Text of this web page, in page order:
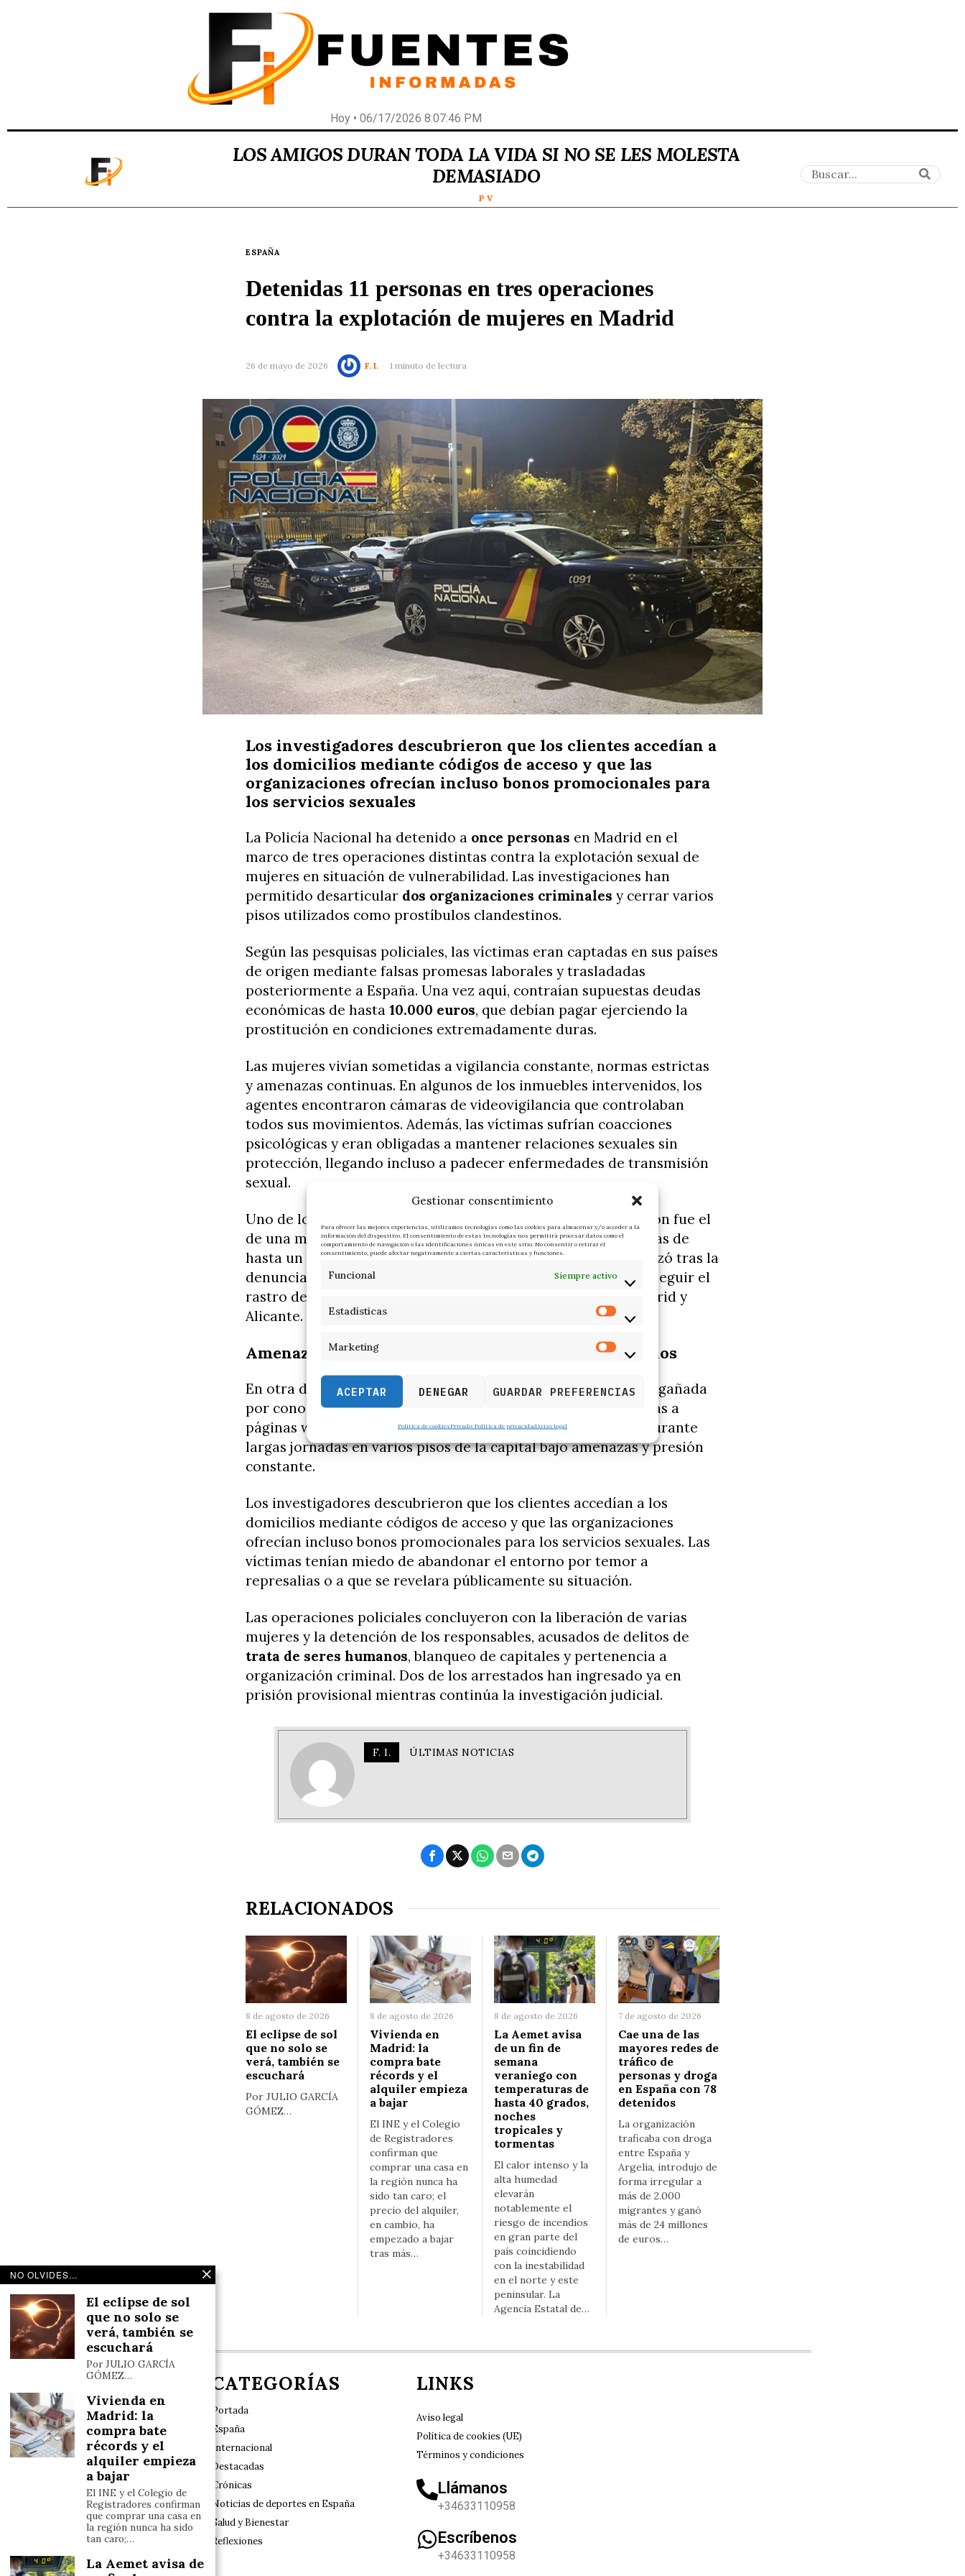
Gestionar consentimiento
Para ofrecer las mejores experiencias, utilizamos tecnologías como las cookies para almacenar y/o acceder a la
información del dispositivo. El consentimiento de estas tecnologías nos permitirá procesar datos como el
comportamiento de navegación o las identificaciones únicas en este sitio. No consentir o retirar el
consentimiento, puede afectar negativamente a ciertas características y funciones.
Funcional Siempre activo
Estadísticas
Marketing
ACEPTAR DENEGAR GUARDAR PREFERENCIAS
Política de cookiesPrivado: Política de privacidadAviso legal
Hoy • 06/17/2026 8:07:46 PM
LOS AMIGOS DURAN TODA LA VIDA SI NO SE LES MOLESTA
DEMASIADO
P V
ESPAÑA
Detenidas 11 personas en tres operaciones
contra la explotación de mujeres en Madrid
26 de mayo de 2026 F. I. 1 minuto de lectura
Los investigadores descubrieron que los clientes accedían a
los domicilios mediante códigos de acceso y que las
organizaciones ofrecían incluso bonos promocionales para
los servicios sexuales
La Policía Nacional ha detenido a once personas en Madrid en el
marco de tres operaciones distintas contra la explotación sexual de
mujeres en situación de vulnerabilidad. Las investigaciones han
permitido desarticular dos organizaciones criminales y cerrar varios
pisos utilizados como prostíbulos clandestinos.
Según las pesquisas policiales, las víctimas eran captadas en sus países
de origen mediante falsas promesas laborales y trasladadas
posteriormente a España. Una vez aquí, contraían supuestas deudas
económicas de hasta 10.000 euros, que debían pagar ejerciendo la
prostitución en condiciones extremadamente duras.
Las mujeres vivían sometidas a vigilancia constante, normas estrictas
y amenazas continuas. En algunos de los inmuebles intervenidos, los
agentes encontraron cámaras de videovigilancia que controlaban
todos sus movimientos. Además, las víctimas sufrían coacciones
psicológicas y eran obligadas a mantener relaciones sexuales sin
protección, llegando incluso a padecer enfermedades de transmisión
sexual.
Uno de los casos más graves descubiertos durante la operación fue el
de una menor de tan solo15 años, que llegó a atender llamadas de
hasta un centenar de clientes diarios. La investigación comenzó tras la
denuncia de una víctima en octubre de 2025, lo que permitió seguir el
rastro de la organización y localizar varios domicilios en Madrid y
Alicante.
Amenazas, control y explotación en pisos clandestinos
En otra de las operaciones, una mujer denunció haber sido engañada
por conocidos que la llevaron a contactar con redes vinculadas a
páginas web de contenido erótico. Según explicó, trabajaba durante
largas jornadas en varios pisos de la capital bajo amenazas y presión
constante.
Los investigadores descubrieron que los clientes accedían a los
domicilios mediante códigos de acceso y que las organizaciones
ofrecían incluso bonos promocionales para los servicios sexuales. Las
víctimas tenían miedo de abandonar el entorno por temor a
represalias o a que se revelara públicamente su situación.
Las operaciones policiales concluyeron con la liberación de varias
mujeres y la detención de los responsables, acusados de delitos de
trata de seres humanos, blanqueo de capitales y pertenencia a
organización criminal. Dos de los arrestados han ingresado ya en
prisión provisional mientras continúa la investigación judicial.
F. I. ÚLTIMAS NOTICIAS
RELACIONADOS
8 de agosto de 2026
El eclipse de sol
que no solo se
verá, también se
escuchará
Por JULIO GARCÍA
GÓMEZ…
8 de agosto de 2026
Vivienda en
Madrid: la
compra bate
récords y el
alquiler empieza
a bajar
El INE y el Colegio
de Registradores
confirman que
comprar una casa en
la región nunca ha
sido tan caro; el
precio del alquiler,
en cambio, ha
empezado a bajar
tras más…
8 de agosto de 2026
La Aemet avisa
de un fin de
semana
veraniego con
temperaturas de
hasta 40 grados,
noches
tropicales y
tormentas
El calor intenso y la
alta humedad
elevarán
notablemente el
riesgo de incendios
en gran parte del
país coincidiendo
con la inestabilidad
en el norte y este
peninsular. La
Agencia Estatal de…
7 de agosto de 2026
Cae una de las
mayores redes de
tráfico de
personas y droga
en España con 78
detenidos
La organización
traficaba con droga
entre España y
Argelia, introdujo de
forma irregular a
más de 2.000
migrantes y ganó
más de 24 millones
de euros…
NOSOTROS
Nuestro sello de identidad es el rigor y las
exclusivas, con especial respeto a la
diversidad y a los valores tradicionales en el
marco del Estado de Derecho constitucional
CATEGORÍAS
Portada
España
Internacional
Destacadas
Crónicas
Noticias de deportes en España
Salud y Bienestar
Reflexiones
LINKS
Aviso legal
Política de cookies (UE)
Términos y condiciones
Llámanos
+34633110958
Escríbenos
+34633110958
NO OLVIDES...
El eclipse de sol
que no solo se
verá, también se
escuchará
Por JULIO GARCÍA
GÓMEZ…
Vivienda en
Madrid: la
compra bate
récords y el
alquiler empieza
a bajar
El INE y el Colegio de
Registradores confirman
que comprar una casa en
la región nunca ha sido
tan caro;…
La Aemet avisa de